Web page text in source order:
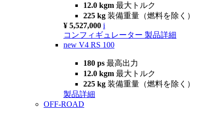
12.0 kgm 最大トルク
225 kg 装備重量（燃料を除く）
¥ 5,527,000 i
コンフィギュレーター 製品詳細
new V4 RS 100
180 ps 最高出力
12.0 kgm 最大トルク
225 kg 装備重量（燃料を除く）
製品詳細
OFF-ROAD